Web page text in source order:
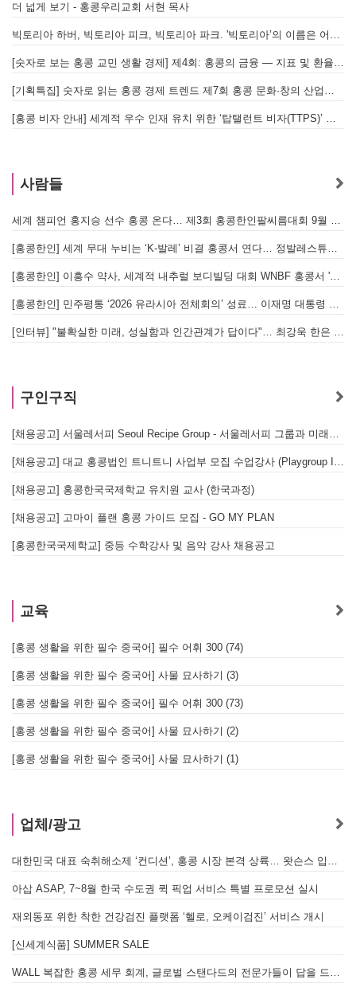
더 넓게 보기 - 홍콩우리교회 서현 목사
빅토리아 하버, 빅토리아 피크, 빅토리아 파크. '빅토리아’의 이름은 어떻게 온 걸까? - [이승권 원장의 생활칼럼]
[숫자로 보는 홍콩 교민 생활 경제] 제4회: 홍콩의 금융 — 지표 및 환율, MPF 운영 현황
[기획특집] 숫자로 읽는 홍콩 경제 트렌드 제7회 홍콩 문화·창의 산업의 구조와 분야별 동향
[홍콩 비자 안내] 세계적 우수 인재 유치 위한 ‘탑탤런트 비자(TTPS)’ 주요 요건
사람들
세계 챔피언 홍지승 선수 홍콩 온다… 제3회 홍콩한인팔씨름대회 9월 12일 개최
[홍콩한인] 세계 무대 누비는 ‘K-발레’ 비결 홍콩서 연다… 정발레스튜디오 개원
[홍콩한인] 이흥수 약사, 세계적 내추럴 보디빌딩 대회 WNBF 홍콩서 '마스터 부문 1위' 기염
[홍콩한인] 민주평통 ‘2026 유라시아 전체회의’ 성료… 이재명 대통령 참석으로 의미 더해
[인터뷰] "불확실한 미래, 성실함과 인간관계가 답이다"… 최강욱 한은 부소장이 청소년들에게 전하는 응원
구인구직
[채용공고] 서울레서피 Seoul Recipe Group - 서울레서피 그룹과 미래를 함께할 유능한 인재를 모십니다
[채용공고] 대교 홍콩법인 트니트니 사업부 모집 수업강사 (Playgroup Instructor)
[채용공고] 홍콩한국국제학교 유치원 교사 (한국과정)
[채용공고] 고마이 플랜 홍콩 가이드 모집 - GO MY PLAN
[홍콩한국국제학교] 중등 수학강사 및 음악 강사 채용공고
교육
[홍콩 생활을 위한 필수 중국어] 필수 어휘 300 (74)
[홍콩 생활을 위한 필수 중국어] 사물 묘사하기 (3)
[홍콩 생활을 위한 필수 중국어] 필수 어휘 300 (73)
[홍콩 생활을 위한 필수 중국어] 사물 묘사하기 (2)
[홍콩 생활을 위한 필수 중국어] 사물 묘사하기 (1)
업체/광고
대한민국 대표 숙취해소제 ‘컨디션’, 홍콩 시장 본격 상륙… 왓슨스 입점 기념 할인 행사 진행
아삽 ASAP, 7~8월 한국 수도권 퀵 픽업 서비스 특별 프로모션 실시
재외동포 위한 착한 건강검진 플랫폼 ‘헬로, 오케이검진’ 서비스 개시
[신세계식품] SUMMER SALE
WALL 복잡한 홍콩 세무 회계, 글로벌 스탠다드의 전문가들이 답을 드립니다! - 법인설립, 회계, 감사